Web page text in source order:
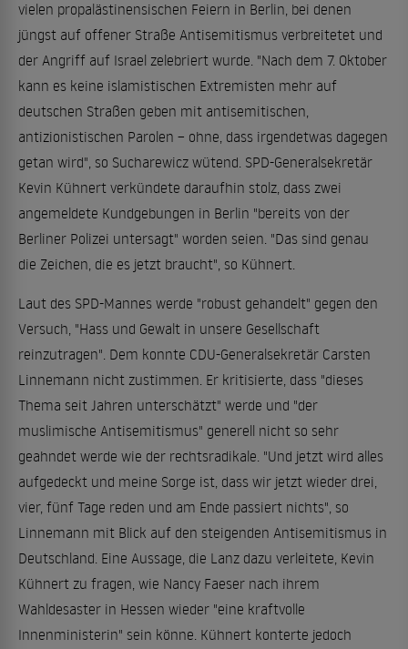
vielen propalästinensischen Feiern in Berlin, bei denen
jüngst auf offener Straße Antisemitismus verbreitetet und
der Angriff auf Israel zelebriert wurde. "Nach dem 7. Oktober
kann es keine islamistischen Extremisten mehr auf
deutschen Straßen geben mit antisemitischen,
antizionistischen Parolen – ohne, dass irgendetwas dagegen
getan wird", so Sucharewicz wütend. SPD-Generalsekretär
Kevin Kühnert verkündete daraufhin stolz, dass zwei
angemeldete Kundgebungen in Berlin "bereits von der
Berliner Polizei untersagt" worden seien. "Das sind genau
die Zeichen, die es jetzt braucht", so Kühnert.
Laut des SPD-Mannes werde "robust gehandelt" gegen den
Versuch, "Hass und Gewalt in unsere Gesellschaft
reinzutragen". Dem konnte CDU-Generalsekretär Carsten
Linnemann nicht zustimmen. Er kritisierte, dass "dieses
Thema seit Jahren unterschätzt" werde und "der
muslimische Antisemitismus" generell nicht so sehr
geahndet werde wie der rechtsradikale. "Und jetzt wird alles
aufgedeckt und meine Sorge ist, dass wir jetzt wieder drei,
vier, fünf Tage reden und am Ende passiert nichts", so
Linnemann mit Blick auf den steigenden Antisemitismus in
Deutschland. Eine Aussage, die Lanz dazu verleitete, Kevin
Kühnert zu fragen, wie Nancy Faeser nach ihrem
Wahldesaster in Hessen wieder "eine kraftvolle
Innenministerin" sein könne. Kühnert konterte jedoch